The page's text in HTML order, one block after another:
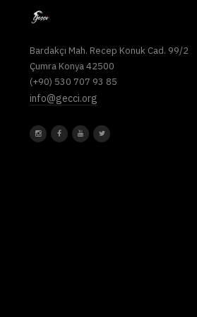
Bardakçı Mah. Recep Konuk Cad. 99/2
Çumra Konya 42500
(+90) 530 707 93 85
info@gecci.org